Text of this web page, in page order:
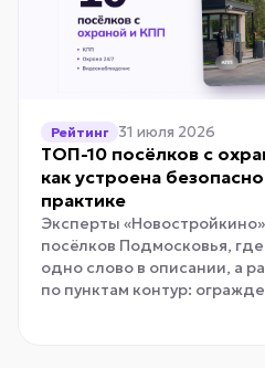
Рейтинг 31 июля 2026
ТОП-10 посёлков с
как устроена
практике
Эксперты
посёлков Подмосковья,
одно слово в описании, а
по пунктам контур: